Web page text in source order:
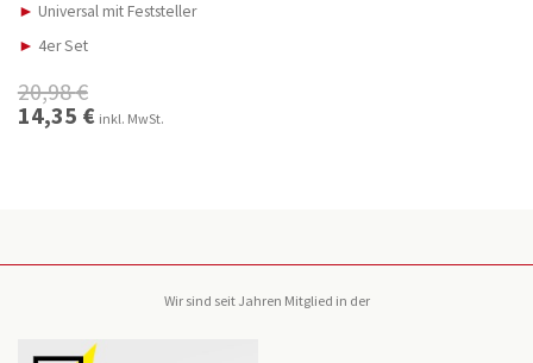
► Universal mit Feststeller
► 4er Set
20,98€
Ursprünglicher
Preis
14,35 €Aktueller
Preis
inkl. MwSt.
Wir sind seit Jahren Mitglied in der